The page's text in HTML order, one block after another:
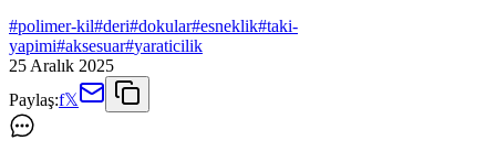
#polimer-kil#deri#dokular#esneklik#taki-
yapimi#aksesuar#yaraticilik
25 Aralık 2025
Paylaş:f𝕏